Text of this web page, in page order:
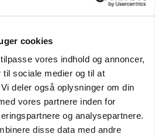
cookies
vores indhold og annoncer,
sociale medier og til at
deler også oplysninger om din
vores partnere inden for
og analysepartnere.
disse data med andre